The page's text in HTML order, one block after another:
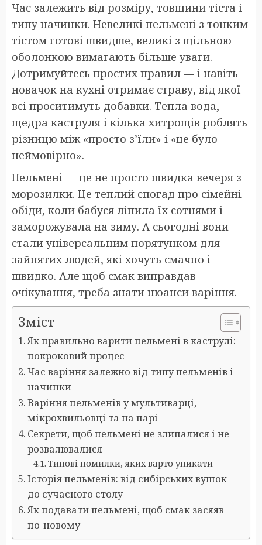
Час залежить від розміру, товщини тіста і
типу начинки. Невеликі пельмені з тонким
тістом готові швидше, великі з щільною
оболонкою вимагають більше уваги.
Дотримуйтесь простих правил — і навіть
новачок на кухні отримає страву, від якої
всі проситимуть добавки. Тепла вода,
щедра каструля і кілька хитрощів роблять
різницю між «просто з’їли» і «це було
неймовірно».
Пельмені — це не просто швидка вечеря з
морозилки. Це теплий спогад про сімейні
обіди, коли бабуся ліпила їх сотнями і
заморожувала на зиму. А сьогодні вони
стали універсальним порятунком для
зайнятих людей, які хочуть смачно і
швидко. Але щоб смак виправдав
очікування, треба знати нюанси варіння.
Зміст
Як правильно варити пельмені в каструлі:
покроковий процес
Час варіння залежно від типу пельменів і
начинки
Варіння пельменів у мультиварці,
мікрохвильовці та на парі
Секрети, щоб пельмені не злипалися і не
розвалювалися
Типові помилки, яких варто уникати
Історія пельменів: від сибірських вушок
до сучасного столу
Як подавати пельмені, щоб смак засяяв
по-новому